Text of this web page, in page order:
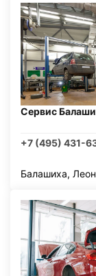
Сервис
+7 (495) 431-
Балашиха,